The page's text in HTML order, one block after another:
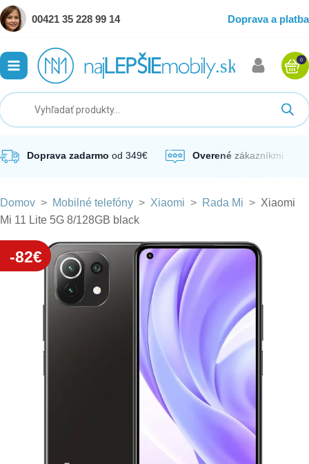
00421 35 228 99 14 Doprava a platba
0
Doprava zadarmo od 349€ Overené zákazníkmi
Domov > Mobilné telefóny > Xiaomi > Rada Mi > Xiaomi
Mi 11 Lite 5G 8/128GB black
-82€